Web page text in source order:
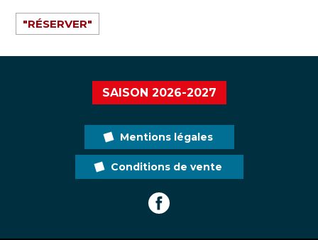
"RÉSERVER"
SAISON 2026-2027
Mentions légales
Conditions de vente